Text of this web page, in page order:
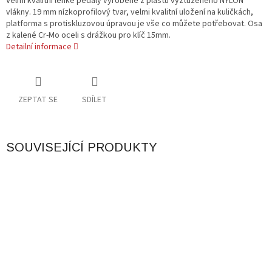
vlákny. 19 mm nízkoprofilový tvar, velmi kvalitní uložení na kuličkách,
platforma s protiskluzovou úpravou je vše co můžete potřebovat. Osa
z kalené Cr-Mo oceli s drážkou pro klíč 15mm.
Detailní informace
ZEPTAT SE SDÍLET
SOUVISEJÍCÍ PRODUKTY